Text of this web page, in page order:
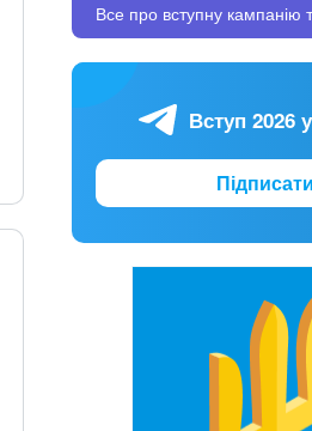
Все про вступну
Вступ 2026